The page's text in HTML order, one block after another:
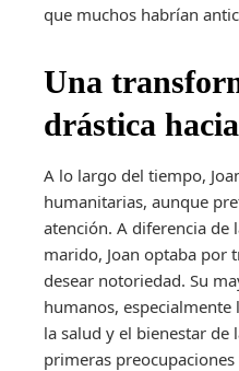
que muchos habrían
Una
drástica
A lo largo del tiempo,
humanitarias, aunque
atención. A diferencia de
marido, Joan optaba por
desear notoriedad. Su
humanos,
la salud y el bienestar de
primeras